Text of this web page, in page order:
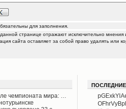
для заполнения.
странице отражают исключительно мнения
сайта оставляет за собой право удалять или
чемпионата мира: …